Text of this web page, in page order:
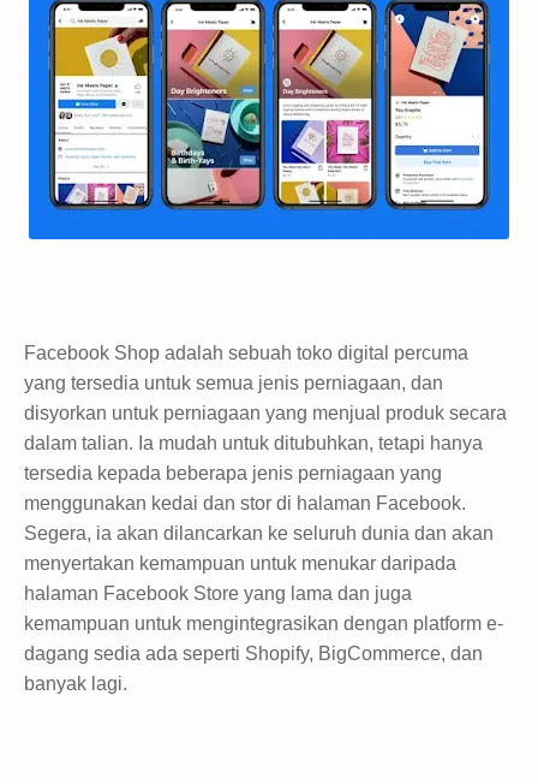
Facebook Shop adalah sebuah toko digital percuma
yang tersedia untuk semua jenis perniagaan, dan
disyorkan untuk perniagaan yang menjual produk secara
dalam talian. Ia mudah untuk ditubuhkan, tetapi hanya
tersedia kepada beberapa jenis perniagaan yang
menggunakan kedai dan stor di halaman Facebook.
Segera, ia akan dilancarkan ke seluruh dunia dan akan
menyertakan kemampuan untuk menukar daripada
halaman Facebook Store yang lama dan juga
kemampuan untuk mengintegrasikan dengan platform e-
dagang sedia ada seperti Shopify, BigCommerce, dan
banyak lagi.